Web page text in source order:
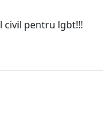
civil pentru lgbt!!!